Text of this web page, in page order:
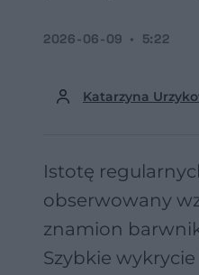
Katarzyna
2026-06-09 5:22
Istotę
obserwowany
znamion
Szybkie